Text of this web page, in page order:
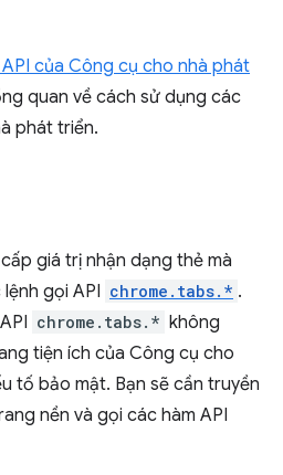
của Công cụ cho nhà phát
quan về cách sử dụng các
phát triển.
giá trị nhận dạng thẻ mà
gọi API chrome.tabs.* .
chrome.tabs.* không
tiện ích của Công cụ cho
tố bảo mật. Bạn sẽ cần truyền
nền và gọi các hàm API